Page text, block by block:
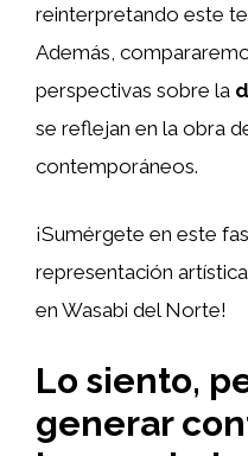
reinterpretando este
Además,
perspectivas sobre la
se reflejan en la obra
contemporáneos.
¡Sumérgete en este
representación
en Wasabi del Norte!
Lo siento,
generar